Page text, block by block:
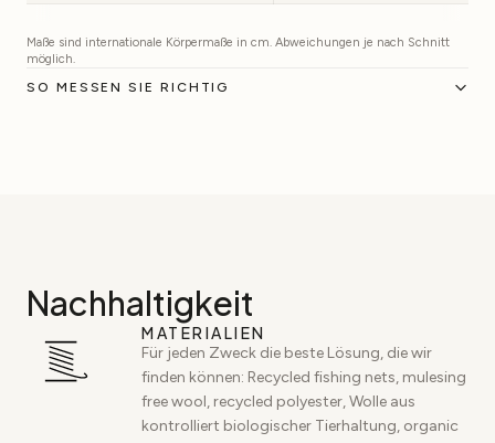
Maße sind internationale Körpermaße in cm. Abweichungen je nach Schnitt
möglich.
SO MESSEN SIE RICHTIG
Nachhaltigkeit
MATERIALIEN
Für jeden Zweck die beste Lösung, die wir
finden können: Recycled fishing nets, mulesing
free wool, recycled polyester, Wolle aus
kontrolliert biologischer Tierhaltung, organic